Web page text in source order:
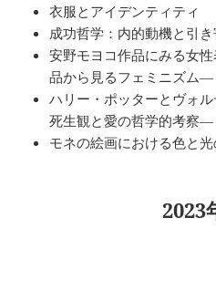
衣服とアイデンティティ
成功哲学：内的動機と引
安野モヨコ作品にみる女
品から見るフェミニズム―
ハリー・ポッターとヴォ
死生観と愛の哲学的考察―
モネの絵画における色と
2023